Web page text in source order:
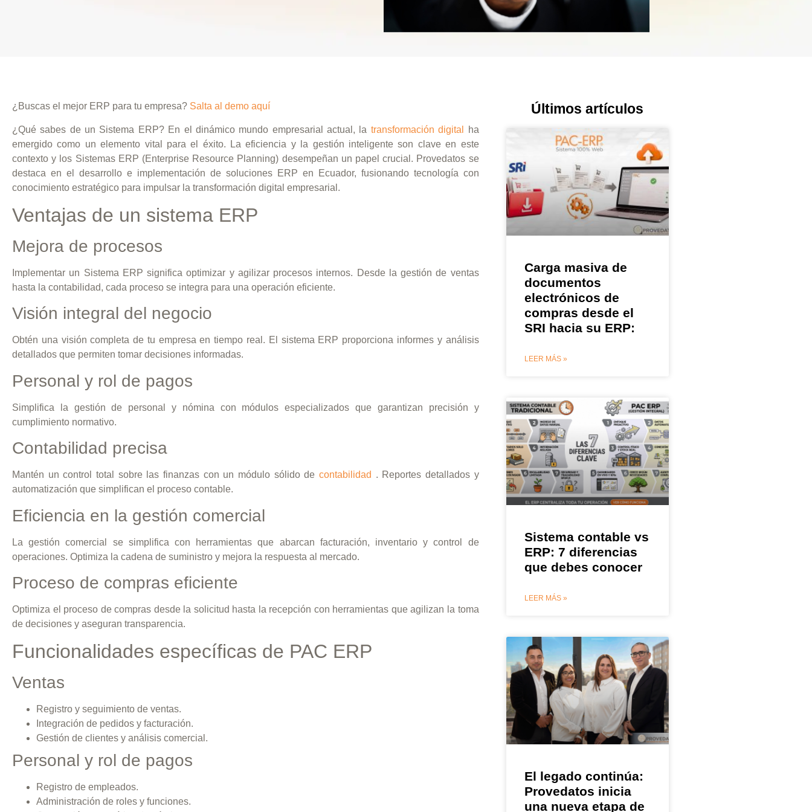
¿Buscas el mejor ERP para tu empresa? Salta al demo aquí
¿Qué sabes de un Sistema ERP? En el dinámico mundo empresarial actual, la transformación digital
ha
emergido como un elemento vital para el éxito. La eficiencia y la gestión inteligente son clave en este
contexto y los Sistemas ERP (Enterprise Resource Planning) desempeñan un papel crucial. Provedatos se
destaca en el desarrollo e implementación de soluciones ERP en Ecuador, fusionando tecnología con
conocimiento estratégico para impulsar la transformación digital empresarial.
Ventajas de un sistema ERP
Mejora de procesos
Implementar un Sistema ERP significa optimizar y agilizar procesos internos. Desde la gestión de ventas
hasta la contabilidad, cada proceso se integra para una operación eficiente.
Visión integral del negocio
Obtén una visión completa de tu empresa en tiempo real. El sistema ERP proporciona informes y análisis
detallados que permiten tomar decisiones informadas.
Personal y rol de pagos
Simplifica la gestión de personal y nómina con módulos especializados que garantizan precisión y
cumplimiento normativo.
Contabilidad precisa
Mantén un control total sobre las finanzas con un módulo sólido de contabilidad . Reportes detallados y
automatización que simplifican el proceso contable.
Eficiencia en la gestión comercial
La gestión comercial se simplifica con herramientas que abarcan facturación, inventario y control de
operaciones. Optimiza la cadena de suministro y mejora la respuesta al mercado.
Proceso de compras eficiente
Optimiza el proceso de compras desde la solicitud hasta la recepción con herramientas que agilizan la toma
de decisiones y aseguran transparencia.
Funcionalidades específicas de PAC ERP
Ventas
Registro y seguimiento de ventas.
Integración de pedidos y facturación.
Gestión de clientes y análisis comercial.
Personal y rol de pagos
Registro de empleados.
Administración de roles y funciones.
Últimos artículos
Carga masiva de
documentos
electrónicos de
compras desde el
SRI hacia su ERP:
LEER MÁS »
Sistema contable vs
ERP: 7 diferencias
que debes conocer
LEER MÁS »
El legado continúa:
Provedatos inicia
una nueva etapa de